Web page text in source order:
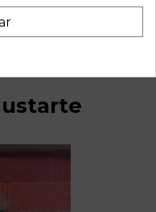
referencia OEM IAM